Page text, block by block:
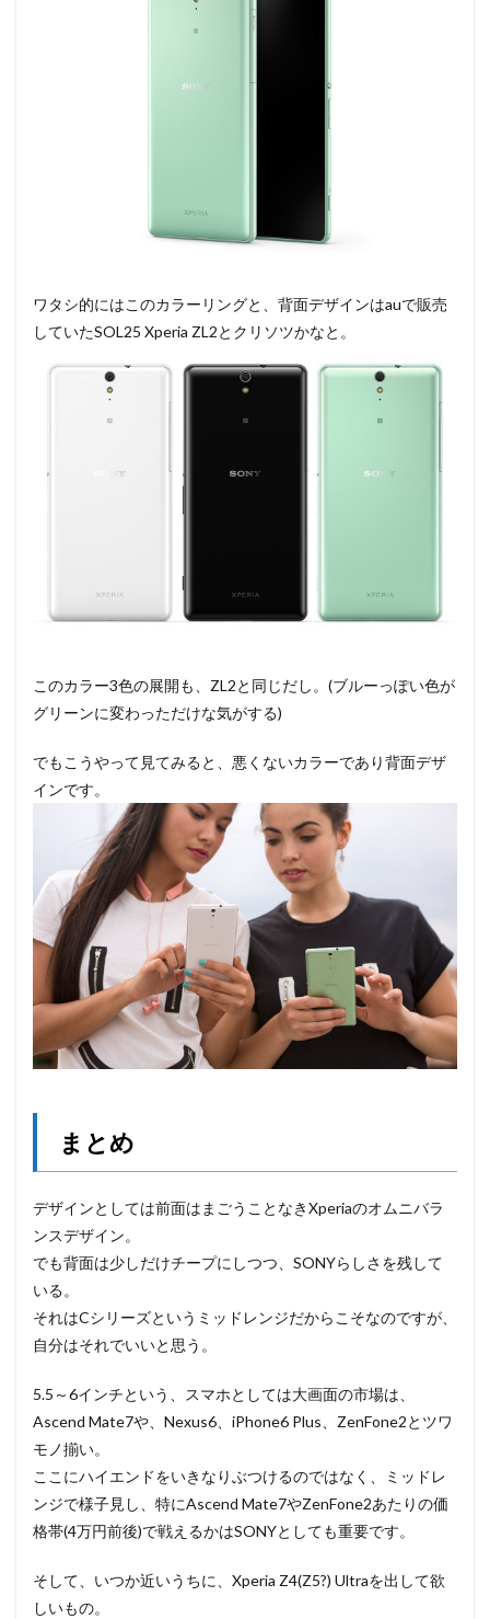
ワタシ的にはこのカラーリングと、背面デザインはauで販売
していたSOL25 Xperia ZL2とクリソツかなと。
このカラー3色の展開も、ZL2と同じだし。(ブルーっぽい色が
グリーンに変わっただけな気がする)
でもこうやって見てみると、悪くないカラーであり背面デザ
インです。
まとめ
デザインとしては前面はまごうことなきXperiaのオムニバラ
ンスデザイン。
でも背面は少しだけチープにしつつ、SONYらしさを残して
いる。
それはCシリーズというミッドレンジだからこそなのですが、
自分はそれでいいと思う。
5.5～6インチという、スマホとしては大画面の市場は、
Ascend Mate7や、Nexus6、iPhone6 Plus、ZenFone2とツワ
モノ揃い。
ここにハイエンドをいきなりぶつけるのではなく、ミッドレ
ンジで様子見し、特にAscend Mate7やZenFone2あたりの価
格帯(4万円前後)で戦えるかはSONYとしても重要です。
そして、いつか近いうちに、Xperia Z4(Z5?) Ultraを出して欲
しいもの。